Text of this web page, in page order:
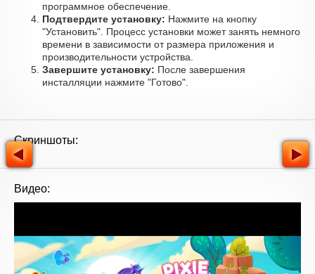
программное обеспечение.
Подтвердите установку: Нажмите на кнопку
"Установить". Процесс установки может занять немного
времени в зависимости от размера приложения и
производительности устройства.
Завершите установку: После завершения
инсталляции нажмите "Готово".
Скриншоты:
Видео: